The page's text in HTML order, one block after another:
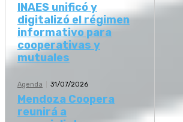
INAES unificó y
digitalizó el régimen
informativo para
cooperativas y
mutuales
Agenda 31/07/2026
Mendoza Coopera
reunirá a